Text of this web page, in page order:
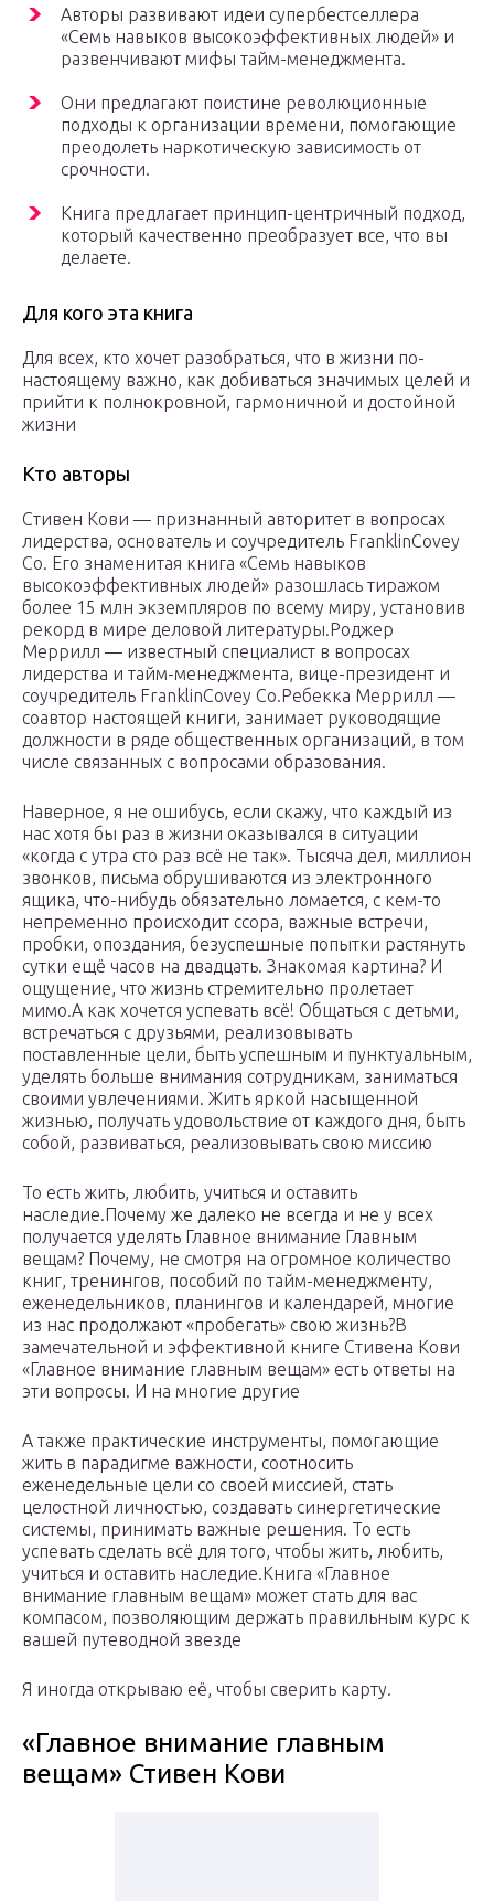
Авторы развивают идеи супербестселлера
«Семь навыков высокоэффективных людей» и
развенчивают мифы тайм-менеджмента.
Они предлагают поистине революционные
подходы к организации времени, помогающие
преодолеть наркотическую зависимость от
срочности.
Книга предлагает принцип-центричный подход,
который качественно преобразует все, что вы
делаете.
Для кого эта книга
Для всех, кто хочет разобраться, что в жизни по-
настоящему важно, как добиваться значимых целей и
прийти к полнокровной, гармоничной и достойной
жизни
Кто авторы
Стивен Кови — признанный авторитет в вопросах
лидерства, основатель и соучредитель FranklinCovey
Co. Его знаменитая книга «Семь навыков
высокоэффективных людей» разошлась тиражом
более 15 млн экземпляров по всему миру, установив
рекорд в мире деловой литературы.Роджер
Меррилл — известный специалист в вопросах
лидерства и тайм-менеджмента, вице-президент и
соучредитель FranklinCovey Co.Ребекка Меррилл —
соавтор настоящей книги, занимает руководящие
должности в ряде общественных организаций, в том
числе связанных с вопросами образования.
Наверное, я не ошибусь, если скажу, что каждый из
нас хотя бы раз в жизни оказывался в ситуации
«когда с утра сто раз всё не так». Тысяча дел, миллион
звонков, письма обрушиваются из электронного
ящика, что-нибудь обязательно ломается, с кем-то
непременно происходит ссора, важные встречи,
пробки, опоздания, безуспешные попытки растянуть
сутки ещё часов на двадцать. Знакомая картина? И
ощущение, что жизнь стремительно пролетает
мимо.А как хочется успевать всё! Общаться с детьми,
встречаться с друзьями, реализовывать
поставленные цели, быть успешным и пунктуальным,
уделять больше внимания сотрудникам, заниматься
своими увлечениями. Жить яркой насыщенной
жизнью, получать удовольствие от каждого дня, быть
собой, развиваться, реализовывать свою миссию
То есть жить, любить, учиться и оставить
наследие.Почему же далеко не всегда и не у всех
получается уделять Главное внимание Главным
вещам? Почему, не смотря на огромное количество
книг, тренингов, пособий по тайм-менеджменту,
еженедельников, планингов и календарей, многие
из нас продолжают «пробегать» свою жизнь?В
замечательной и эффективной книге Стивена Кови
«Главное внимание главным вещам» есть ответы на
эти вопросы. И на многие другие
А также практические инструменты, помогающие
жить в парадигме важности, соотносить
еженедельные цели со своей миссией, стать
целостной личностью, создавать синергетические
системы, принимать важные решения. То есть
успевать сделать всё для того, чтобы жить, любить,
учиться и оставить наследие.Книга «Главное
внимание главным вещам» может стать для вас
компасом, позволяющим держать правильным курс к
вашей путеводной звезде
Я иногда открываю её, чтобы сверить карту.
«Главное внимание главным
вещам» Стивен Кови